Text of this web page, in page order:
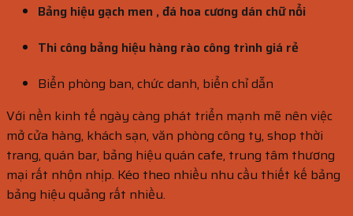
Bảng hiệu gạch men , đá hoa cương dán chữ nổi
Thi công bảng hiệu hàng rào công trình giá rẻ
Biển phòng ban, chức danh, biển chỉ dẫn
Với nền kinh tế ngày càng phát triển mạnh mẽ nên việc
mở cửa hàng, khách sạn, văn phòng công ty, shop thời
trang, quán bar, bảng hiệu quán cafe, trung tâm thương
mại rất nhộn nhịp. Kéo theo nhiều nhu cầu thiết kế bảng
bảng hiệu quảng rất nhiều.